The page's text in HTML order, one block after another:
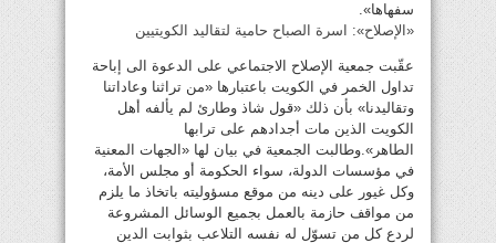
سفهاها».
«الإصلاح»: اسرة الصباح حامية لتقاليد الكويتيين
عقّبت جمعية الإصلاح الاجتماعي على الدعوة الى إباحة
تداول الخمر في الكويت باعتبارها «من تراثنا وعاداتنا
وتقاليدنا» بأن ذلك «قول شاذ وطارئ لم يألفه أهل
الكويت الذين مات أجدادهم على ترابها
الطاهر».وطالبت الجمعية في بيان لها «الجهات المعنية
في مؤسسات الدولة، سواء الحكومة أو مجلس الأمة،
وكل غيور على دينه من موقع مسؤوليته باتخاذ ما يلزم
من مواقف حازمة بالعمل بجميع الوسائل المشروعة
لردع كل من تسوّل له نفسه التلاعب بثوابت الدين